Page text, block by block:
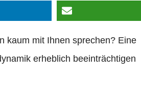
kaum mit Ihnen sprechen? Eine
erheblich beeinträchtigen